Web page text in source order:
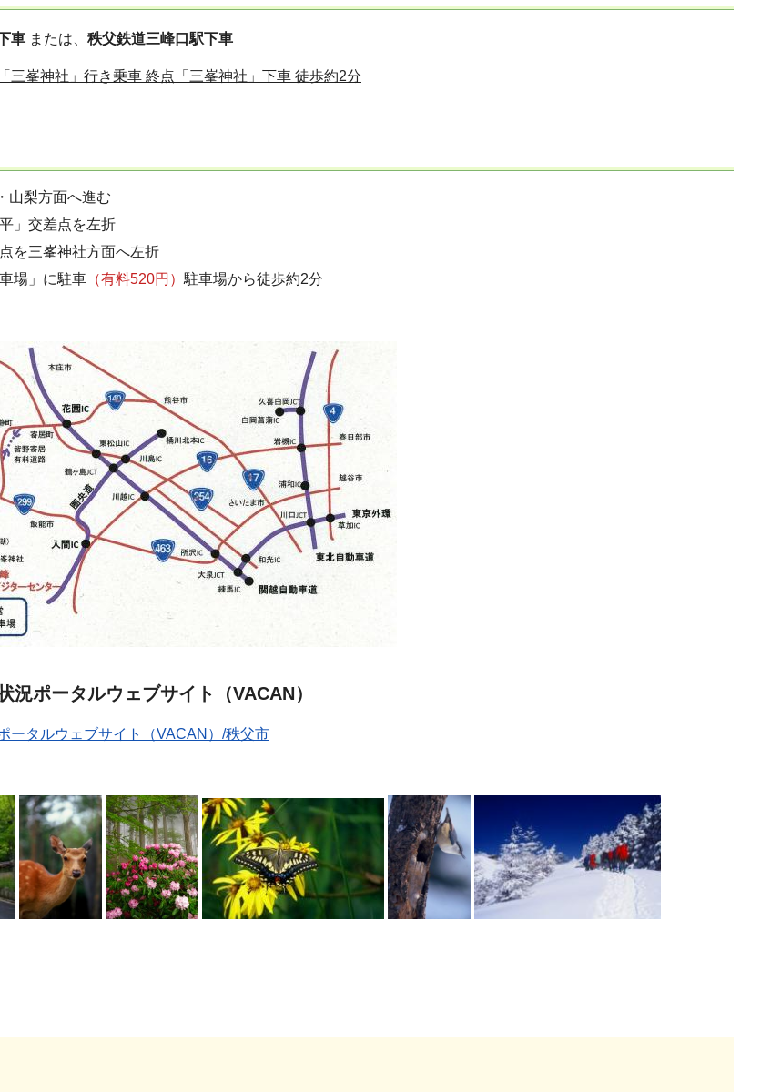
車 または、 秩父鉄道三峰口駅下車
三峯神社」行き乗車 終点「三峯神社」下車 徒歩約2分
山梨方面へ進む
」交差点を左折
を三峯神社方面へ左折
場」に駐車 （有料520円）駐車場から徒歩約2分
況ポータルウェブサイト（VACAN）
ータルウェブサイト（VACAN）/秩父市